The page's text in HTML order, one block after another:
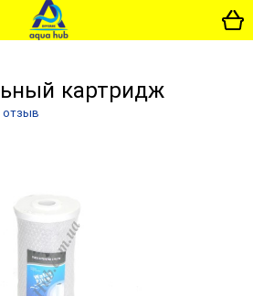
картридж
отзыв